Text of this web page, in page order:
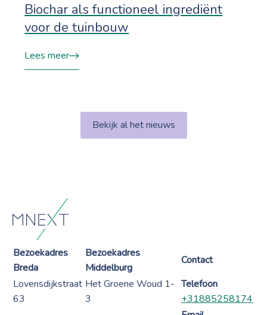
Biochar als functioneel ingrediënt
voor de tuinbouw
Lees meer
Bekijk al het nieuws
Bezoekadres
Breda
Bezoekadres
Middelburg
Contact
Lovensdijkstraat
63
Het Groene Woud 1-
3
Telefoon
+31885258174